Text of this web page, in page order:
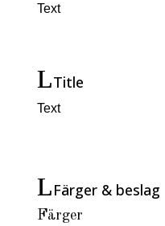
Text
Title
Text
Färger & beslag
Färger